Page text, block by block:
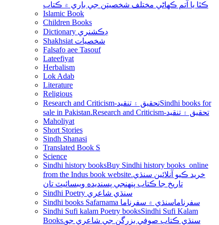
ڪٿا يا آتم ڪھاڻي مختلف شخصيتن جي باري ۾ ڪتاب
Islamic Book
Children Books
Dictionary ڊڪشنري
Shakhsiat شخصيات
Falsafo aee Tasouf
Lateefiyat
Herbalism
Lok Adab
Literature
Religious
Research and Criticism-تحقيق ۽ تنقيدSindhi books for
sale in Pakistan.Research and Criticism-تحقيق ۽ تنقيد
Maholiyat
Short Stories
Sindh Shanasi
Translated Book S
Science
Sindhi history booksBuy Sindhi history books online
from the Indus book website.خريد ڪيو آنلائين سنڌي
تاريخ جا ڪتاب پنھنجي پسنديده ويبسائيٽ تان
Sindhi Poetry سنڌي شاعري
Sindhi books Safarnama سفرناماسنڌي ۾ سفرناما
Sindhi Sufi kalam Poetry booksSindhi Sufi Kalam
Books.سنڌي ڪتاب صوفي بزرگن جي شاعري جو